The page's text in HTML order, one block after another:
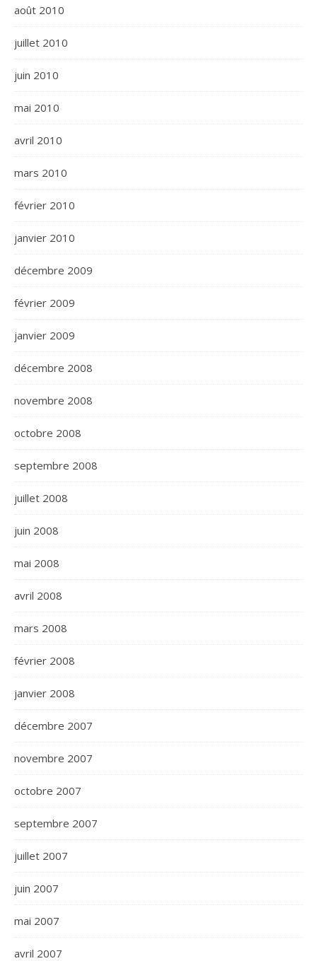
août 2010
juillet 2010
juin 2010
mai 2010
avril 2010
mars 2010
février 2010
janvier 2010
décembre 2009
février 2009
janvier 2009
décembre 2008
novembre 2008
octobre 2008
septembre 2008
juillet 2008
juin 2008
mai 2008
avril 2008
mars 2008
février 2008
janvier 2008
décembre 2007
novembre 2007
octobre 2007
septembre 2007
juillet 2007
juin 2007
mai 2007
avril 2007